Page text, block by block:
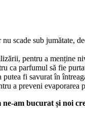
sub jumătate,
pentru a menține
parfumul să fie
fi savurat în
a preveni evaporarea
am bucurat și noi